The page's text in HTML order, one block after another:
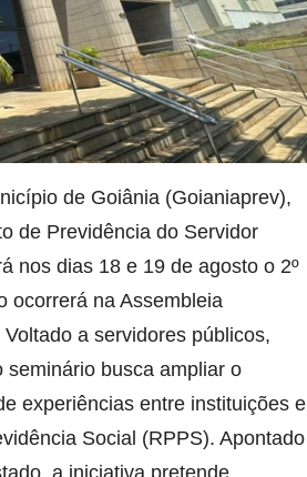
de Goiânia (Goianiaprev),
de Previdência do Servidor
nos dias 18 e 19 de agosto o 2º
ocorrerá na Assembleia
a servidores públicos,
seminário busca ampliar o
experiências entre instituições e
Social (RPPS). Apontado
a iniciativa pretende